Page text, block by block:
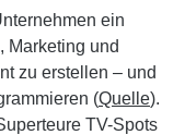
ein
Marketing und
zu erstellen – und
(Quelle).
TV-Spots